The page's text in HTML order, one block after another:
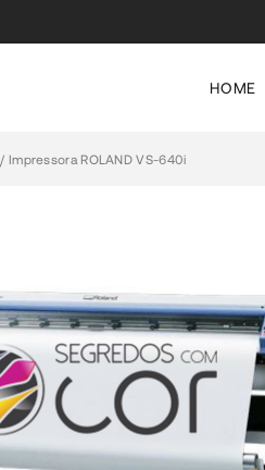
HOME
/ Impressora ROLAND VS-640i